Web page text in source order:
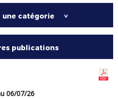
catégorie >
publications
06/07/26